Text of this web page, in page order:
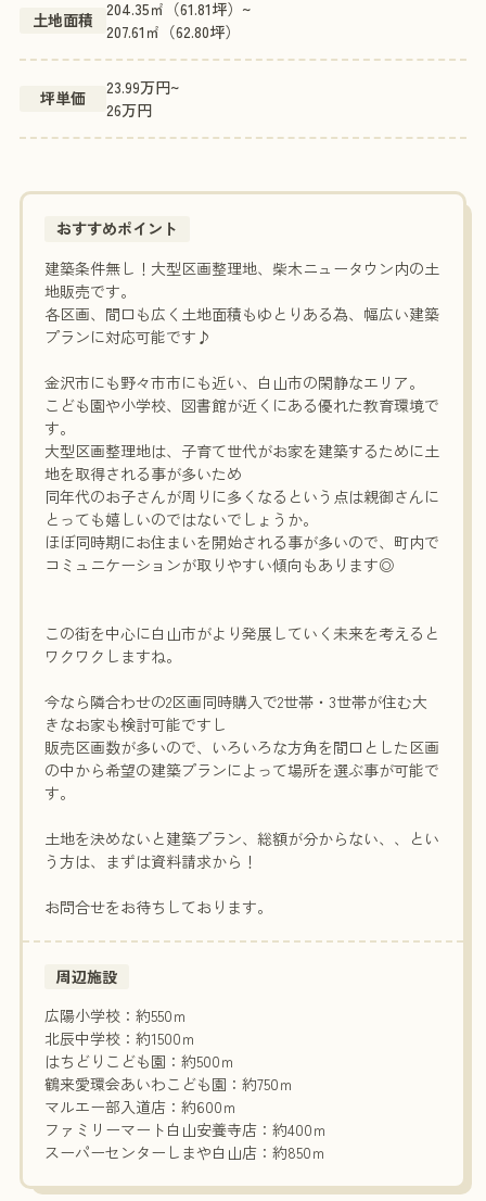
土地面積
204.35㎡（61.81坪）~
207.61㎡（62.80坪）
坪単価
23.99万円~
26万円
おすすめポイント
建築条件無し！大型区画整理地、柴木ニュータウン内の土
地販売です。
各区画、間口も広く土地面積もゆとりある為、幅広い建築
プランに対応可能です♪
金沢市にも野々市市にも近い、白山市の閑静なエリア。
こども園や小学校、図書館が近くにある優れた教育環境で
す。
大型区画整理地は、子育て世代がお家を建築するために土
地を取得される事が多いため
同年代のお子さんが周りに多くなるという点は親御さんに
とっても嬉しいのではないでしょうか。
ほぼ同時期にお住まいを開始される事が多いので、町内で
コミュニケーションが取りやすい傾向もあります◎
この街を中心に白山市がより発展していく未来を考えると
ワクワクしますね。
今なら隣合わせの2区画同時購入で2世帯・3世帯が住む大
きなお家も検討可能ですし
販売区画数が多いので、いろいろな方角を間口とした区画
の中から希望の建築プランによって場所を選ぶ事が可能で
す。
土地を決めないと建築プラン、総額が分からない、、とい
う方は、まずは資料請求から！
お問合せをお待ちしております。
周辺施設
広陽小学校：約550ｍ
北辰中学校：約1500ｍ
はちどりこども園：約500ｍ
鶴来愛環会あいわこども園：約750ｍ
マルエー部入道店：約600ｍ
ファミリーマート白山安養寺店：約400ｍ
スーパーセンターしまや白山店：約850ｍ